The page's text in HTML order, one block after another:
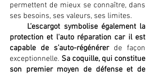
permettent de mieux se connaître, dans
ses besoins, ses valeurs, ses limites.
L’escargot symbolise également la
protection et l'auto réparation car il est
capable de s’auto-régénérerde façon
exceptionnelle. Sa coquille, qui constitue
son premier moyen de défense et de